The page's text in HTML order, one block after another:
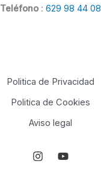
Teléfono : 629 98 44 08
Politica de Privacidad
Politica de Cookies
Aviso legal